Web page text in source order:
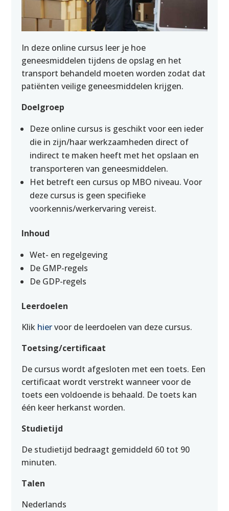
In deze online cursus leer je hoe
geneesmiddelen tijdens de opslag en het
transport behandeld moeten worden zodat dat
patiënten veilige geneesmiddelen krijgen.
Doelgroep
Deze online cursus is geschikt voor een ieder
die in zijn/haar werkzaamheden direct of
indirect te maken heeft met het opslaan en
transporteren van geneesmiddelen.
Het betreft een cursus op MBO niveau. Voor
deze cursus is geen specifieke
voorkennis/werkervaring vereist.
Inhoud
Wet- en regelgeving
De GMP-regels
De GDP-regels
Leerdoelen
Klik hiervoor de leerdoelen van deze cursus.
Toetsing/certificaat
De cursus wordt afgesloten met een toets. Een
certificaat wordt verstrekt wanneer voor de
toets een voldoende is behaald. De toets kan
één keer herkanst worden.
Studietijd
De studietijd bedraagt gemiddeld 60 tot 90
minuten.
Talen
Nederlands